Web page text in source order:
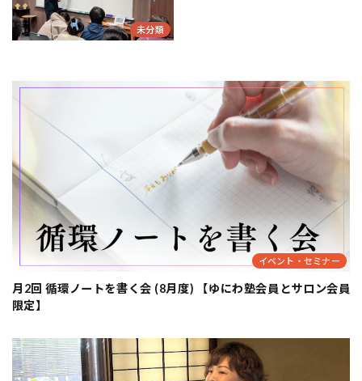
未分類
イベント・セミナー
月2回 循環ノートを書く会 (8月度) 【ゆにわ塾会員とサロン会員
限定】